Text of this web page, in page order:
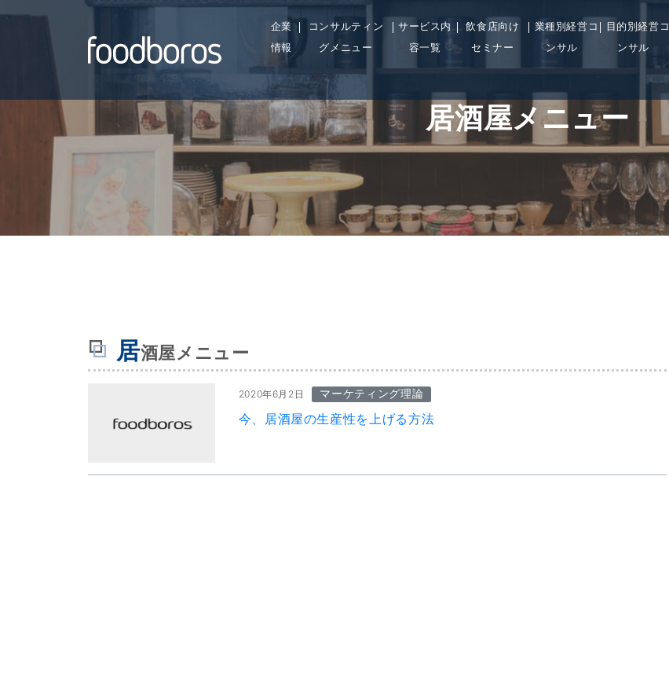
企業
情報
コンサルティン
グメニュー
サービス内
容一覧
飲食店向け
セミナー
業種別経営コ
ンサル
目的別経営コ
ンサル
居酒屋メニュー
居酒屋メニュー
2020年6月2日 マーケティング理論
今、居酒屋の生産性を上げる方法